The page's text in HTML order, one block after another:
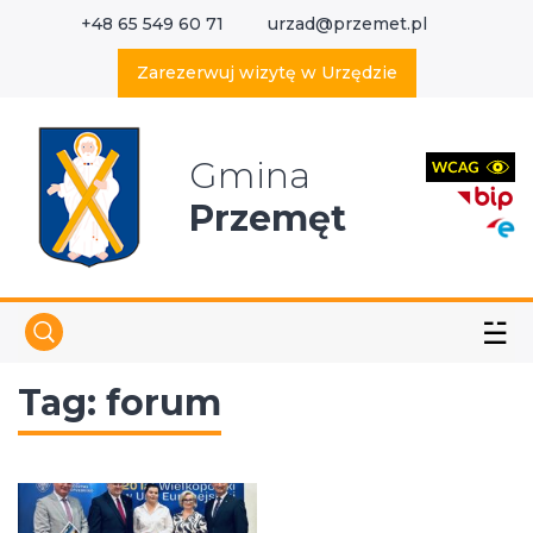
+48 65 549 60 71 urzad@przemet.pl
Zarezerwuj wizytę w Urzędzie
Gmina
Przemęt
☱
Tag: forum
Wyszukaj w serwisie